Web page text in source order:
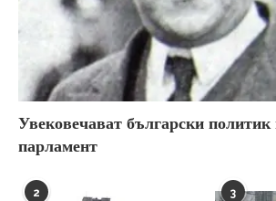
Увековечават български
парламент
2 3